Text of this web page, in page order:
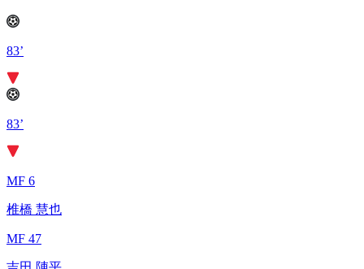
83’
83’
MF 6
椎橋 慧也
MF 47